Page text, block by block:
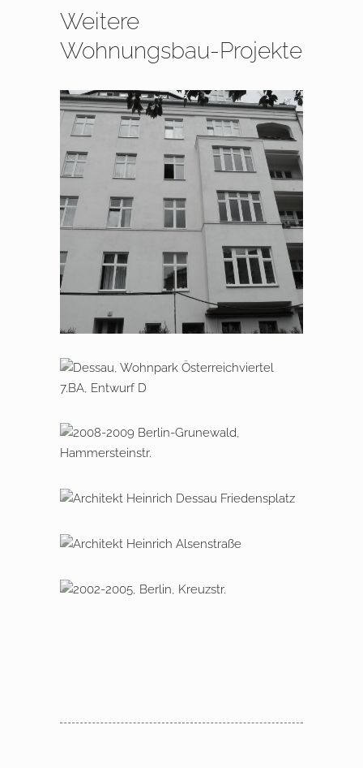
Weitere
Wohnungsbau-Projekte
2013 – 2014 Berlin, Vorbergstraße 3
2015-2018 Dessau, Wohnpark
Österreichviertel 7. BA
2008 – 2009 Berlin Grunewald,
Hammersteinstraße
2011 – 2013 Dessau, Am
2010 – 2012 Berlin Wannsee,
2002 – 2005 Berlin, Kreuzstraße